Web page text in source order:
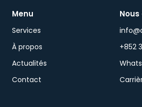
Menu
Services
À propos
Actualités
Contact
+852